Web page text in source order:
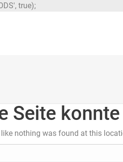
true);
Seite
nothing was found at this